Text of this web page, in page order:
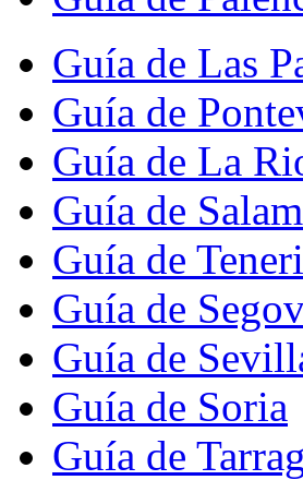
Guía de Las
Guía de
Guía de La
Guía de
Guía de
Guía de
Guía de
Guía de Soria
Guía de